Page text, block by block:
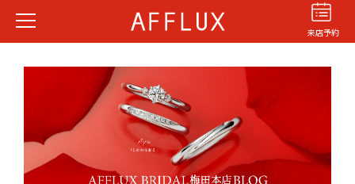
来店予約
結婚指輪
パーフェクト